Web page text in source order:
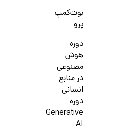
بوت‌کمپ
پرو
دوره
هوش
مصنوعی
در منابع
انسانی
دوره
Generative
AI